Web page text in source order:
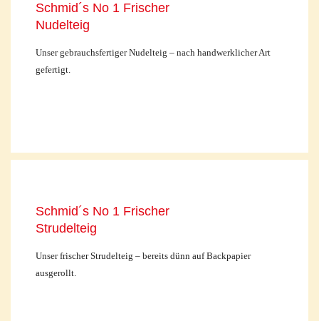
Schmid´s No 1 Frischer
Nudelteig
Unser gebrauchsfertiger Nudelteig – nach handwerklicher Art
gefertigt.
Schmid´s No 1 Frischer
Strudelteig
Unser frischer Strudelteig – bereits dünn auf Backpapier
ausgerollt.